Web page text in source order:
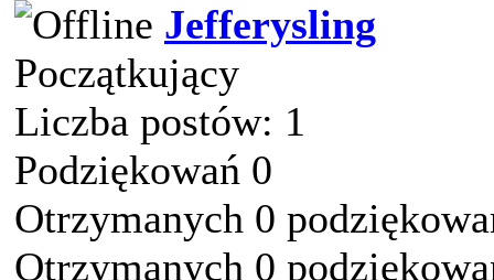
Jefferysling
Początkujący
Liczba postów: 1
Podziękowań 0
Otrzymanych 0
Otrzymanych 0